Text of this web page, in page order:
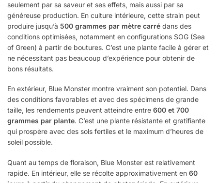
seulement par sa saveur et ses effets, mais aussi par sa
généreuse production. En culture intérieure, cette strain peut
produire jusqu’à 500 grammes par mètre carré dans des
conditions optimisées, notamment en configurations SOG (Sea
of Green) à partir de boutures. C’est une plante facile à gérer et
ne nécessitant pas beaucoup d’expérience pour obtenir de
bons résultats.
En extérieur, Blue Monster montre vraiment son potentiel. Dans
des conditions favorables et avec des spécimens de grande
taille, les rendements peuvent atteindre entre 600 et 700
grammes par plante. C’est une plante résistante et gratifiante
qui prospère avec des sols fertiles et le maximum d’heures de
soleil possible.
Quant au temps de floraison, Blue Monster est relativement
rapide. En intérieur, elle se récolte approximativement en 60